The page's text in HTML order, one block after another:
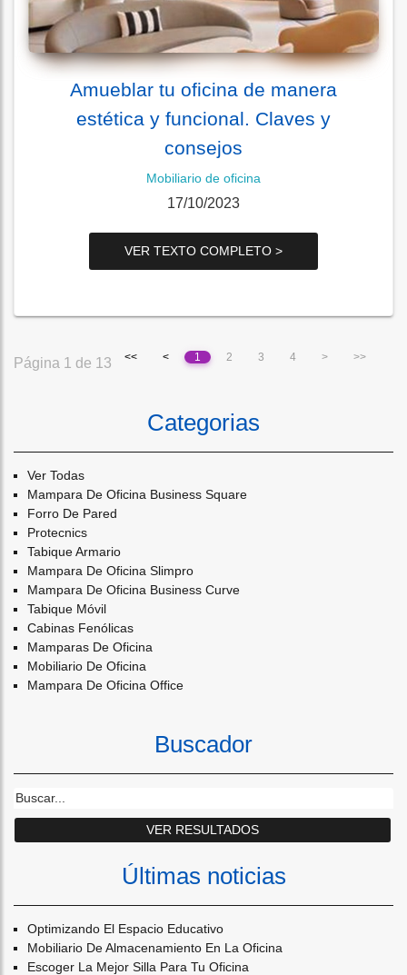
Amueblar tu oficina de manera
estética y funcional. Claves y
consejos
Mobiliario de oficina
17/10/2023
VER TEXTO COMPLETO >
Página 1 de 13 << < 1 2 3 4 > >>
Categorias
Ver Todas
Mampara De Oficina Business Square
Forro De Pared
Protecnics
Tabique Armario
Mampara De Oficina Slimpro
Mampara De Oficina Business Curve
Tabique Móvil
Cabinas Fenólicas
Mamparas De Oficina
Mobiliario De Oficina
Mampara De Oficina Office
Buscador
Últimas noticias
Optimizando El Espacio Educativo
Mobiliario De Almacenamiento En La Oficina
Escoger La Mejor Silla Para Tu Oficina